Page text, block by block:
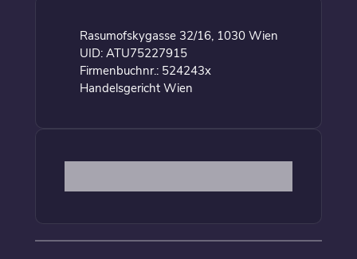
Rasumofskygasse 32/16, 1030 Wien
UID: ATU75227915
Firmenbuchnr.: 524243x
Handelsgericht Wien